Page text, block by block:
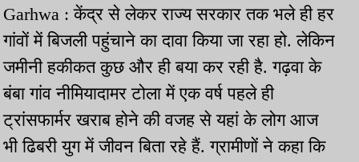
Garhwa : केंद्र से लेकर राज्य सरकार तक भले ही हर
गांवों में बिजली पहुंचाने का दावा किया जा रहा हो. लेकिन
जमीनी हकीकत कुछ और ही बया कर रही है. गढ़वा के
बंबा गांव नीमियादामर टोला में एक वर्ष पहले ही
ट्रांसफार्मर खराब होने की वजह से यहां के लोग आज
भी ढिबरी युग में जीवन बिता रहे हैं. ग्रामीणों ने कहा कि